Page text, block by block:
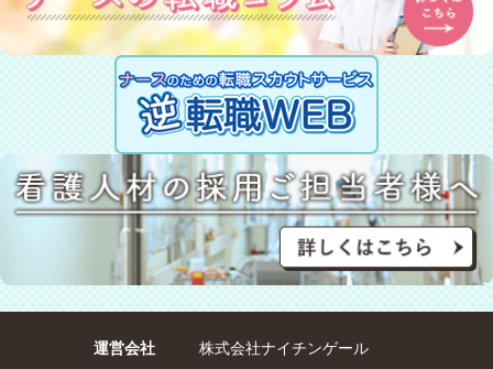
運営会社 株式会社ナイチンゲール